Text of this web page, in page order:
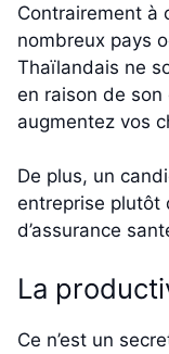
Contrairement à
nombreux pays
Thaïlandais ne
en raison de son
augmentez vos
De plus, un
entreprise plutôt
d’assurance
La
Ce n’est un